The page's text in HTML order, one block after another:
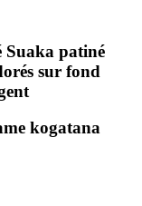
Suaka patiné
sur fond
kogatana